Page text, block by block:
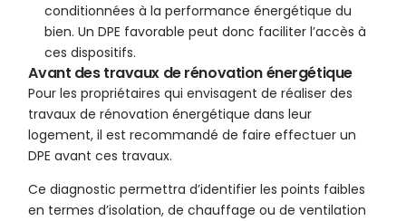
conditionnées à la performance énergétique du
bien. Un DPE favorable peut donc faciliter l’accès à
ces dispositifs.
Avant des travaux de rénovation énergétique
Pour les propriétaires qui envisagent de réaliser des
travaux de rénovation énergétique dans leur
logement, il est recommandé de faire effectuer un
DPE avant ces travaux.
Ce diagnostic permettra d’identifier les points faibles
en termes d’isolation, de chauffage ou de ventilation